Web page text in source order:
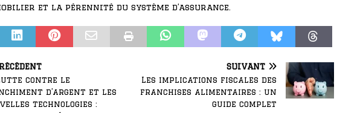
et la pérennité du système d’assurance.
contre le
d’argent et les
technologies :
SUIVANT
Les implications fiscales des
franchises alimentaires : un
guide complet